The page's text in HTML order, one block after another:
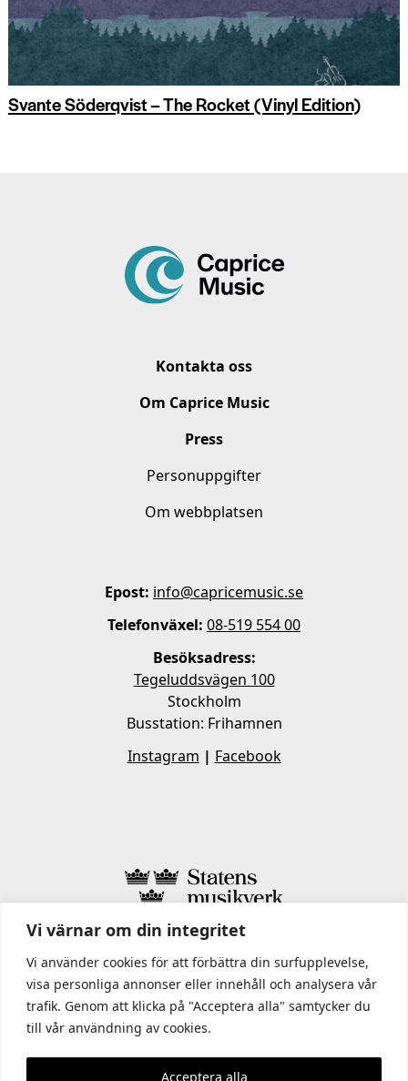
Vi värnar om din integritet
Vi använder cookies för att förbättra din surfupplevelse,
visa personliga annonser eller innehåll och analysera vår
trafik. Genom att klicka på "Acceptera alla" samtycker du
till vår användning av cookies.
Acceptera alla
Svante Söderqvist – The Rocket (Vinyl Edition)
Kontakta oss
Om Caprice Music
Press
Personuppgifter
Om webbplatsen
Epost: info@capricemusic.se
Telefonväxel: 08-519 554 00
Besöksadress:
Tegeluddsvägen 100
Stockholm
Busstation: Frihamnen
Instagram | Facebook
I STATENS MUSIKVERK INGÅR